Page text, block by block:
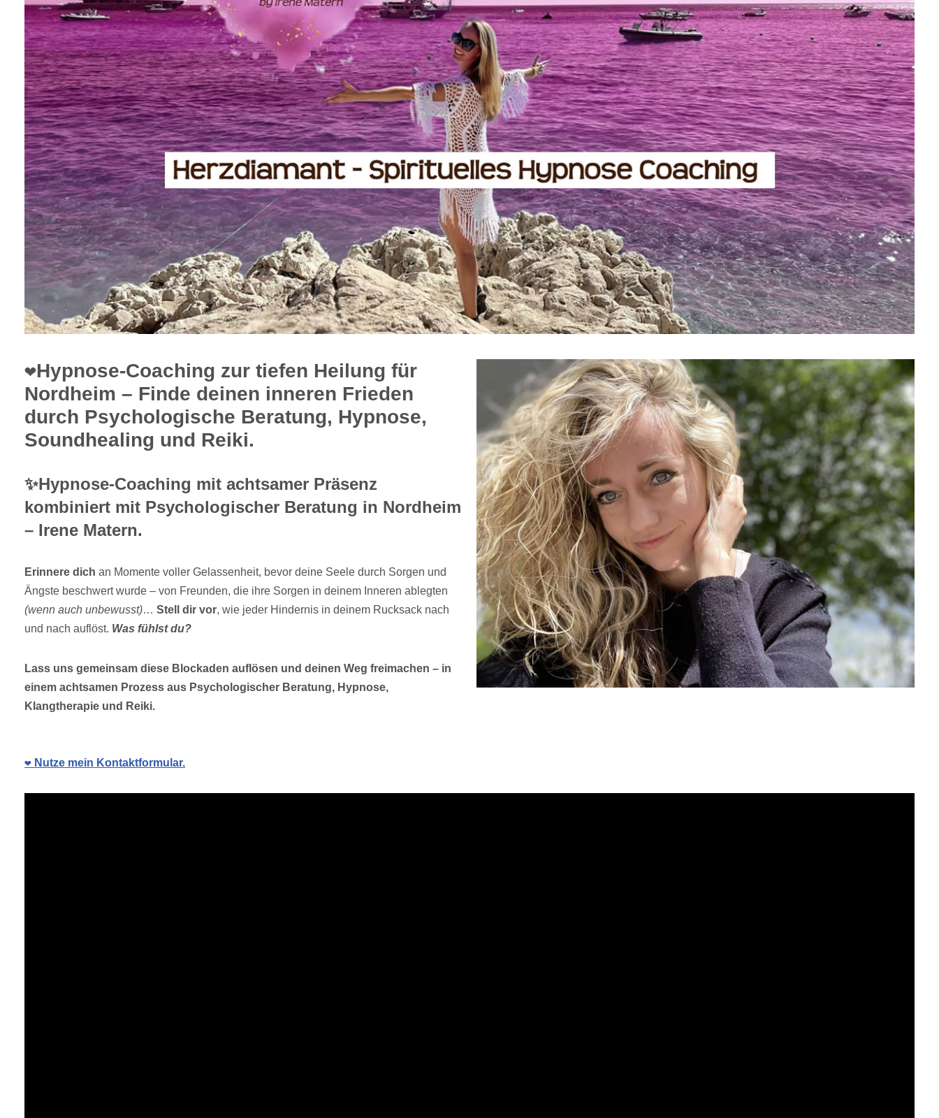
❤️Hypnose-Coaching zur tiefen Heilung für
Nordheim – Finde deinen inneren Frieden
durch Psychologische Beratung, Hypnose,
Soundhealing und Reiki.
✨Hypnose-Coaching mit achtsamer Präsenz
kombiniert mit Psychologischer Beratung in Nordheim
– Irene Matern.
Erinnere dich an Momente voller Gelassenheit, bevor deine Seele durch Sorgen und
Ängste beschwert wurde – von Freunden, die ihre Sorgen in deinem Inneren ablegten
(wenn auch unbewusst)… Stell dir vor, wie jeder Hindernis in deinem Rucksack nach
und nach auflöst. Was fühlst du?
Lass uns gemeinsam diese Blockaden auflösen und deinen Weg freimachen – in
einem achtsamen Prozess aus Psychologischer Beratung, Hypnose,
Klangtherapie und Reiki.
❤️ Nutze mein Kontaktformular.